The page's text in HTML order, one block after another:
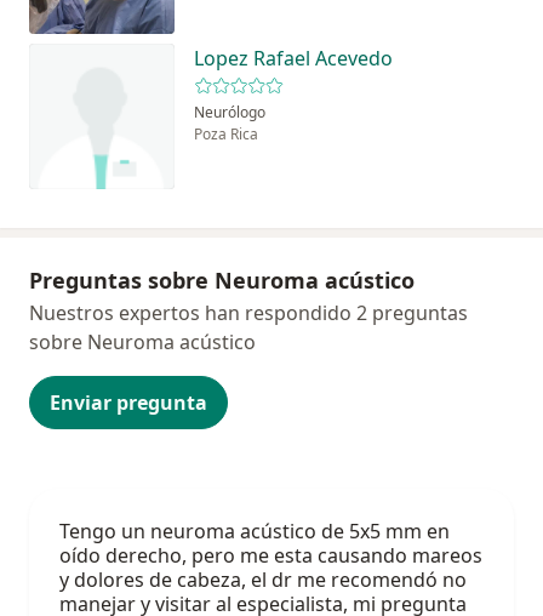
Lopez Rafael Acevedo
Neurólogo
Poza Rica
Preguntas sobre Neuroma acústico
Enviar pregunta
Nuestros expertos han respondido 2 preguntas
sobre Neuroma acústico
Tengo un neuroma acústico de 5x5 mm en
oído derecho, pero me esta causando mareos
y dolores de cabeza, el dr me recomendó no
manejar y visitar al especialista, mi pregunta